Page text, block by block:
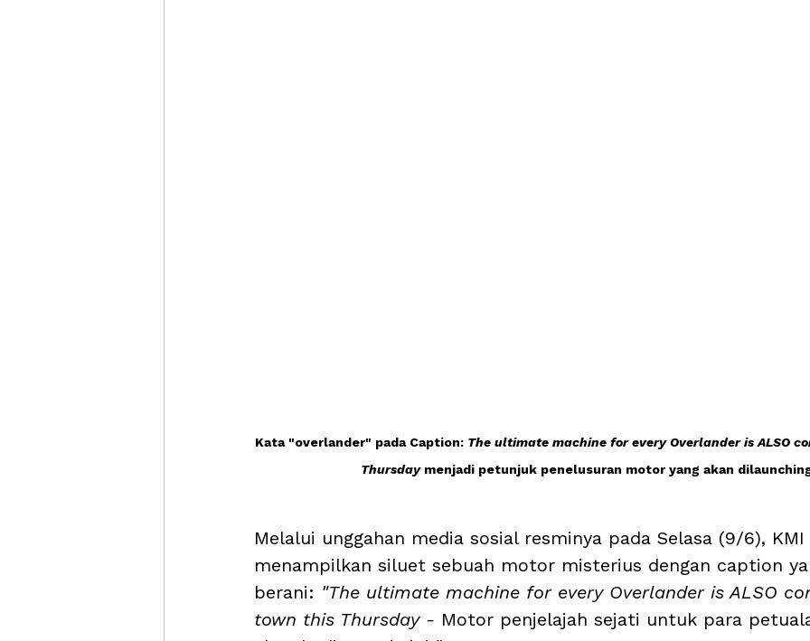
Kata "overlander" pada Caption: The ultimate machine for every Overlander is ALSO
Thursday menjadi petunjuk penelusuran motor yang akan
Melalui unggahan media sosial resminya pada Selasa (9/6), KMI
menampilkan siluet sebuah motor misterius dengan caption
berani: "The ultimate machine for every Overlander is ALSO
town this Thursday - Motor penjelajah sejati untuk para